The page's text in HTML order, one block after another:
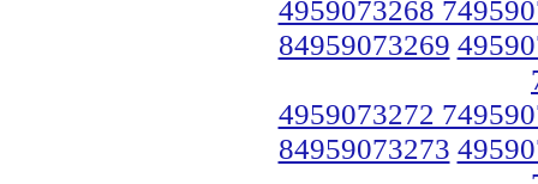
4959073268
84959073269
4959073272
84959073273